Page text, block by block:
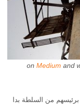
on Medium and
برئيسهم من السلطة بدا